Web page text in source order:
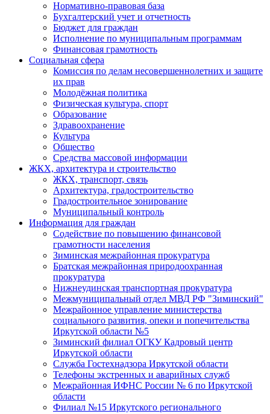
Нормативно-правовая база
Бухгалтерский учет и отчетность
Бюджет для граждан
Исполнение по муниципальным программам
Финансовая грамотность
Социальная сфера
Комиссия по делам несовершеннолетних и защите
их прав
Молодёжная политика
Физическая культура, спорт
Образование
Здравоохранение
Культура
Общество
Средства массовой информации
ЖКХ, архитектура и строительство
ЖКХ, транспорт, связь
Архитектура, градостроительство
Градостроительное зонирование
Муниципальный контроль
Информация для граждан
Содействие по повышению финансовой
грамотности населения
Зиминская межрайонная прокуратура
Братская межрайонная природоохранная
прокуратура
Нижнеудинская транспортная прокуратура
Межмуниципальный отдел МВД РФ "Зиминский"
Межрайонное управление министерства
социального развития, опеки и попечительства
Иркутской области №5
Зиминский филиал ОГКУ Кадровый центр
Иркутской области
Служба Гостехнадзора Иркутской области
Телефоны экстренных и аварийных служб
Межрайонная ИФНС России № 6 по Иркутской
области
Филиал №15 Иркутского регионального